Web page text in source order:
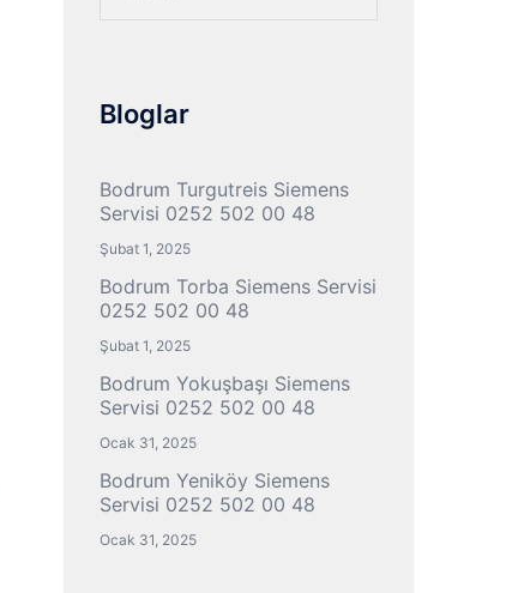
Bloglar
Bodrum Turgutreis Siemens
Servisi 0252 502 00 48
Şubat 1, 2025
Bodrum Torba Siemens Servisi
0252 502 00 48
Şubat 1, 2025
Bodrum Yokuşbaşı Siemens
Servisi 0252 502 00 48
Ocak 31, 2025
Bodrum Yeniköy Siemens
Servisi 0252 502 00 48
Ocak 31, 2025